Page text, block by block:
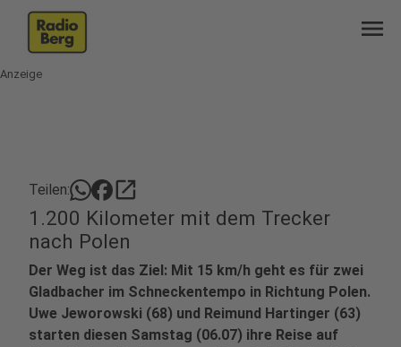
menu
Anzeige
Teilen: open_in_new
1.200 Kilometer mit dem Trecker
nach Polen
Der Weg ist das Ziel: Mit 15 km/h geht es für zwei
Gladbacher im Schneckentempo in Richtung Polen.
Uwe Jeworowski (68) und Reimund Hartinger (63)
starten diesen Samstag (06.07) ihre Reise auf